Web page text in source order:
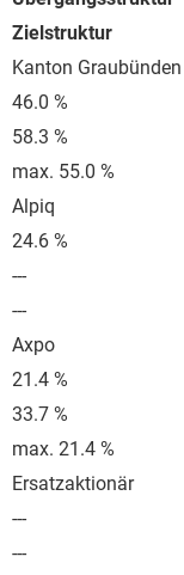
Zielstruktur
Kanton Graubünden
46.0 %
58.3 %
max. 55.0 %
Alpiq
24.6 %
---
---
Axpo
21.4 %
33.7 %
max. 21.4 %
Ersatzaktionär
---
---